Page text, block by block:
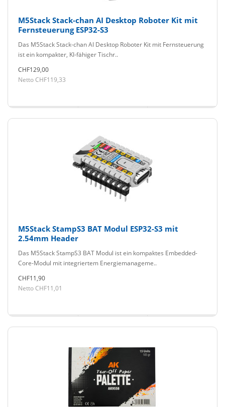
M5Stack Stack-chan AI Desktop Roboter Kit mit
Fernsteuerung ESP32-S3
Das M5Stack Stack-chan AI Desktop Roboter Kit mit Fernsteuerung
ist ein kompakter, KI-fähiger Tischr..
CHF129,00
Netto CHF119,33
M5Stack StampS3 BAT Modul ESP32-S3 mit
2.54mm Header
Das M5Stack StampS3 BAT Modul ist ein kompaktes Embedded-
Core-Modul mit integriertem Energiemanageme..
CHF11,90
Netto CHF11,01